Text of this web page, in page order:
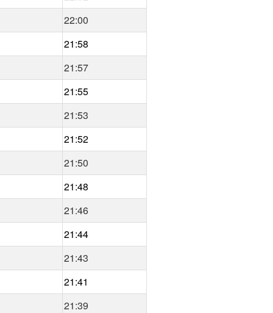
22:00
21:58
21:57
21:55
21:53
21:52
21:50
21:48
21:46
21:44
21:43
21:41
21:39